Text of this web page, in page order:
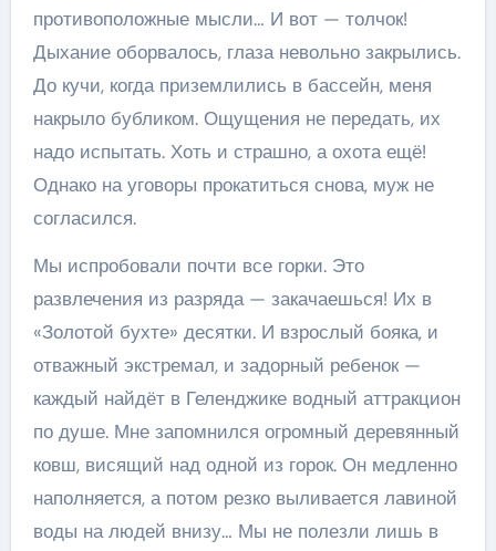
противоположные мысли… И вот — толчок!
Дыхание оборвалось, глаза невольно закрылись.
До кучи, когда приземлились в бассейн, меня
накрыло бубликом. Ощущения не передать, их
надо испытать. Хоть и страшно, а охота ещё!
Однако на уговоры прокатиться снова, муж не
согласился.
Мы испробовали почти все горки. Это
развлечения из разряда — закачаешься! Их в
«Золотой бухте» десятки. И взрослый бояка, и
отважный экстремал, и задорный ребенок —
каждый найдёт в Геленджике водный аттракцион
по душе. Мне запомнился огромный деревянный
ковш, висящий над одной из горок. Он медленно
наполняется, а потом резко выливается лавиной
воды на людей внизу… Мы не полезли лишь в